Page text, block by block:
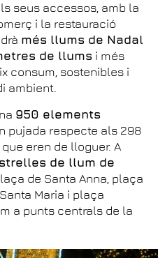
seus accessos, amb la
i la restauració
més llums de Nadal
de llums i més
consum, sostenibles i
ambient.
950 elements
pujada respecte als 298
eren de lloguer. A
de llum de
de Santa Anna, plaça
Maria i plaça
a punts centrals de la